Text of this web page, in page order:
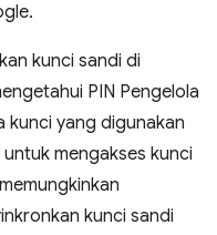
kunci sandi di
PIN Pengelola
kunci yang digunakan
mengakses kunci
kunci sandi